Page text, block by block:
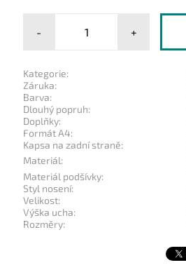
- +
Kategorie:
Záruka:
Barva:
Dlouhý popruh:
Doplňky:
Formát A4:
Kapsa na zadní straně:
Materiál:
Materiál podšívky:
Styl nosení:
Velikost:
Výška ucha:
Rozměry: